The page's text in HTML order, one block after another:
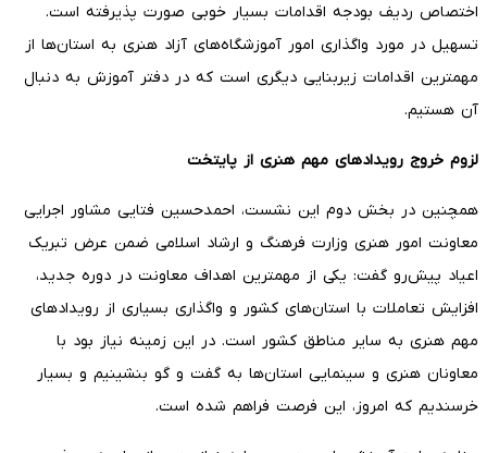
اختصاص ردیف بودجه اقدامات بسیار خوبی صورت پذیرفته است.
تسهیل در مورد واگذاری امور آموزشگاه‌های آزاد هنری به استان‌ها از
مهمترین اقدامات زیربنایی دیگری است که در دفتر آموزش به دنبال
آن هستیم.
لزوم خروج رویدادهای مهم هنری از پایتخت
همچنین در بخش دوم این نشست، احمدحسین فتایی مشاور اجرایی
معاونت امور هنری وزارت فرهنگ و ارشاد اسلامی ضمن عرض تبریک
اعیاد پیش‌رو گفت: یکی از مهمترین اهداف معاونت در دوره جدید،
افزایش تعاملات با استان‌های کشور و واگذاری بسیاری از رویدادهای
مهم هنری به سایر مناطق کشور است. در این زمینه نیاز بود با
معاونان هنری و سینمایی استان‌ها به گفت و گو بنشینیم و بسیار
خرسندیم که امروز، این فرصت فراهم شده است.